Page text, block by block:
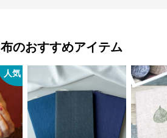
布のおすすめアイテム
人気